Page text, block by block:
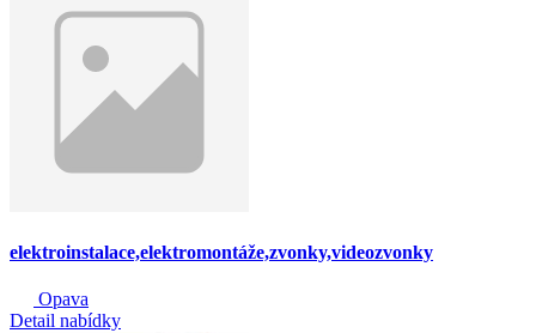
elektroinstalace,elektromontáže,zvonky,videozvonky
Opava
Detail nabídky